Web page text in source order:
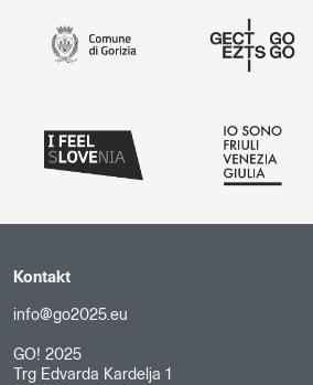
Kontakt
info@go2025.eu
GO! 2025
Trg Edvarda Kardelja 1